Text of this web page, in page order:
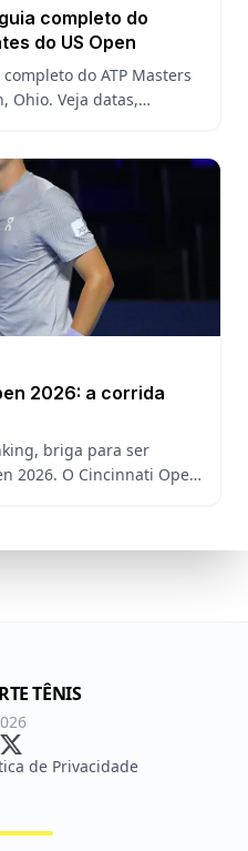
completo do
do US Open
do ATP Masters
Ohio. Veja datas,
2026: a corrida
briga para ser
2026. O Cincinnati Open
TÊNIS
de Privacidade